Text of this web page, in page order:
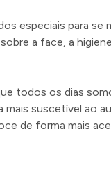
especiais para
a face, a
todos os dias
mais suscetível
de forma mais